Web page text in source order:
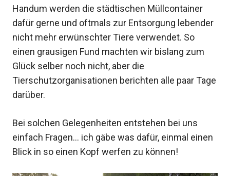
Handum werden die städtischen Müllcontainer
dafür gerne und oftmals zur Entsorgung lebender
nicht mehr erwünschter Tiere verwendet. So
einen grausigen Fund machten wir bislang zum
Glück selber noch nicht, aber die
Tierschutzorganisationen berichten alle paar Tage
darüber.
Bei solchen Gelegenheiten entstehen bei uns
einfach Fragen… ich gäbe was dafür, einmal einen
Blick in so einen Kopf werfen zu können!